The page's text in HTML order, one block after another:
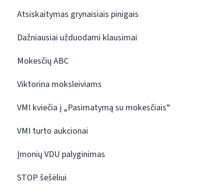
Atsiskaitymas grynaisiais pinigais
Dažniausiai užduodami klausimai
Mokesčių ABC
Viktorina moksleiviams
VMI kviečia į „Pasimatymą su mokesčiais“
VMI turto aukcionai
Įmonių VDU palyginimas
STOP šešėliui